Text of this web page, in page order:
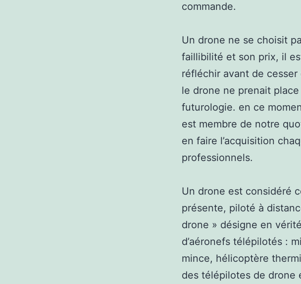
commande.
Un drone ne se choisit
faillibilité et son prix, il
réfléchir avant de
le drone ne prenait
futurologie. en ce
est membre de notre
en faire l’acquisition
professionnels.
Un drone est considéré
présente, piloté à
drone » désigne en
d’aéronefs télépilotés :
mince, hélicoptère
des télépilotes de drone